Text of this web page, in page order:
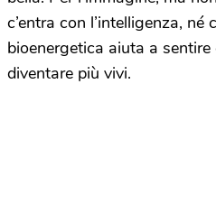
c’entra con l’intelligenza, né
bioenergetica aiuta a
diventare più vivi.